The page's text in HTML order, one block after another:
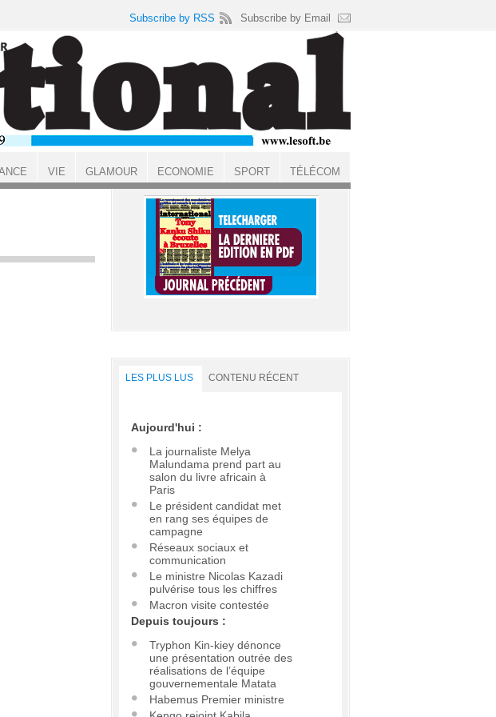
LES PLUS LUS CONTENU RÉCENT
Aujourd'hui :
La journaliste Melya
Malundama prend part au
salon du livre africain à
Paris
Le président candidat met
en rang ses équipes de
campagne
Réseaux sociaux et
communication
Le ministre Nicolas Kazadi
pulvérise tous les chiffres
Macron visite contestée
Depuis toujours :
Tryphon Kin-kiey dénonce
une présentation outrée des
réalisations de l’équipe
gouvernementale Matata
Habemus Premier ministre
Subscribe by RSS Subscribe by Email
VIE GLAMOUR ECONOMIE SPORT TÉLÉCOM